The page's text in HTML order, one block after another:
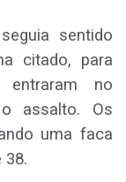
sentido
citado, para
entraram no
assalto. Os
uma faca
38.